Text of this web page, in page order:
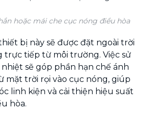
hoặc mái che cục nóng điều hòa
bị này sẽ được đặt ngoài trời
trực tiếp từ môi trường. Việc sử
sẽ góp phần hạn chế ánh
mặt trời rọi vào cục nóng, giúp
linh kiện và cải thiện hiệu suất
hòa.